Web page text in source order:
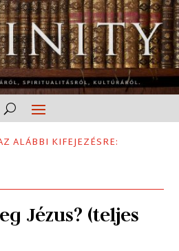
ALÁBBI KIFEJEZÉSRE:
Jézus? (teljes